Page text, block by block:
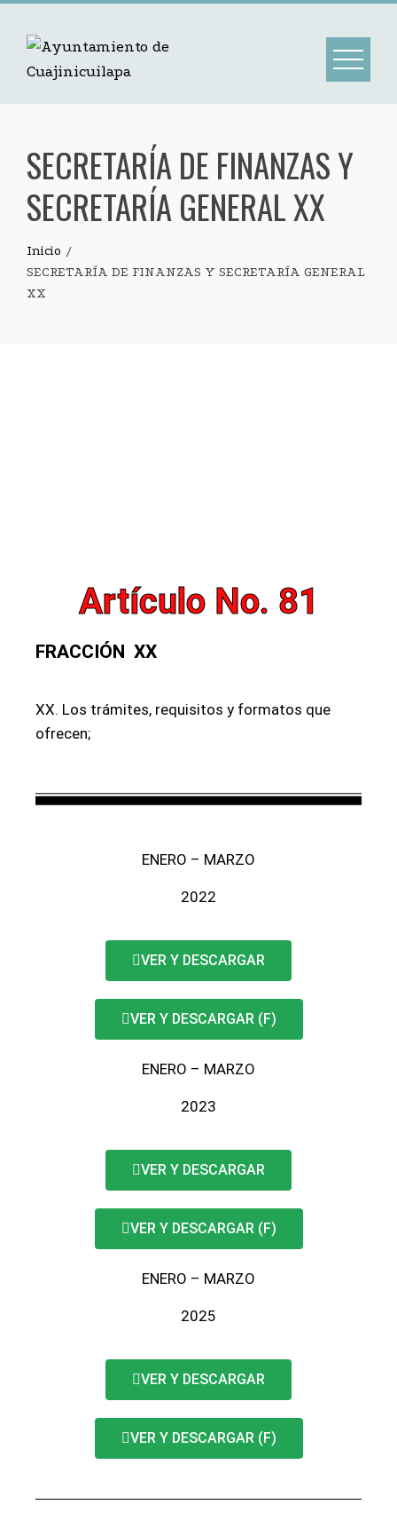
SECRETARÍA DE FINANZAS Y
SECRETARÍA GENERAL XX
Inicio
SECRETARÍA DE FINANZAS Y SECRETARÍA GENERAL
XX
Artículo No. 81
FRACCIÓN XX
XX. Los trámites, requisitos y formatos que
ofrecen;
ENERO – MARZO
2022
VER Y DESCARGAR
VER Y DESCARGAR (F)
ENERO – MARZO
2023
VER Y DESCARGAR
VER Y DESCARGAR (F)
ENERO – MARZO
2025
VER Y DESCARGAR
VER Y DESCARGAR (F)